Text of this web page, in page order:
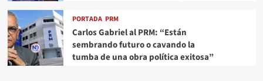
PORTADA PRM
Carlos Gabriel al PRM: “Están
sembrando futuro o cavando la
tumba de una obra política exitosa”